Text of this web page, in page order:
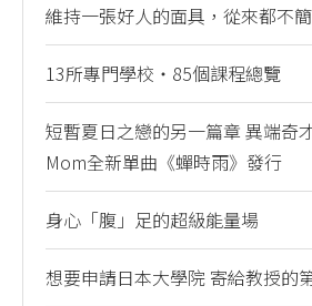
維持一張好人的面具，從來都不簡
13所專門學校・85個課程總覽
短暫夏日之戀的另一篇章 異端奇
Mom全新單曲《蟬時雨》發行
身心「腹」足的超級能量場
想要申請日本大學院 寄給教授的